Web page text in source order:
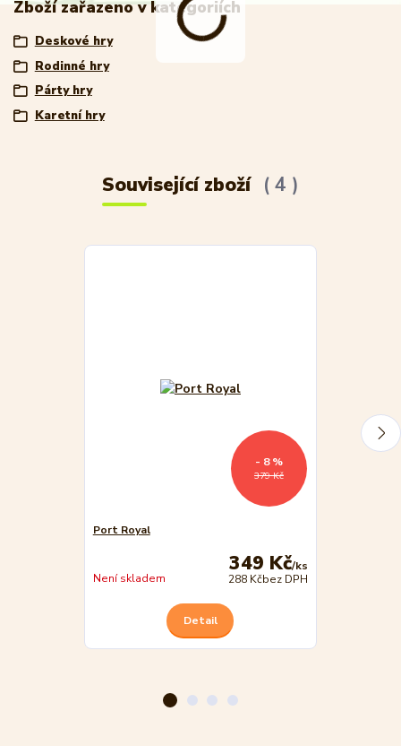
Zboží zařazeno v kategoriích
Deskové hry
Rodinné hry
Párty hry
Karetní hry
Související zboží 4
379 Kč
- 8 %
Port Royal
349 Kč/ks
288 Kčbez DPH
Není skladem
Detail